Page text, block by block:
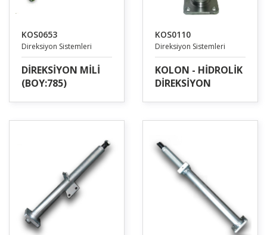
KOS0653
Direksiyon Sistemleri
DİREKSİYON MİLİ
(BOY:785)
KOS0110
Direksiyon Sistemleri
KOLON - HİDROLİK
DİREKSİYON